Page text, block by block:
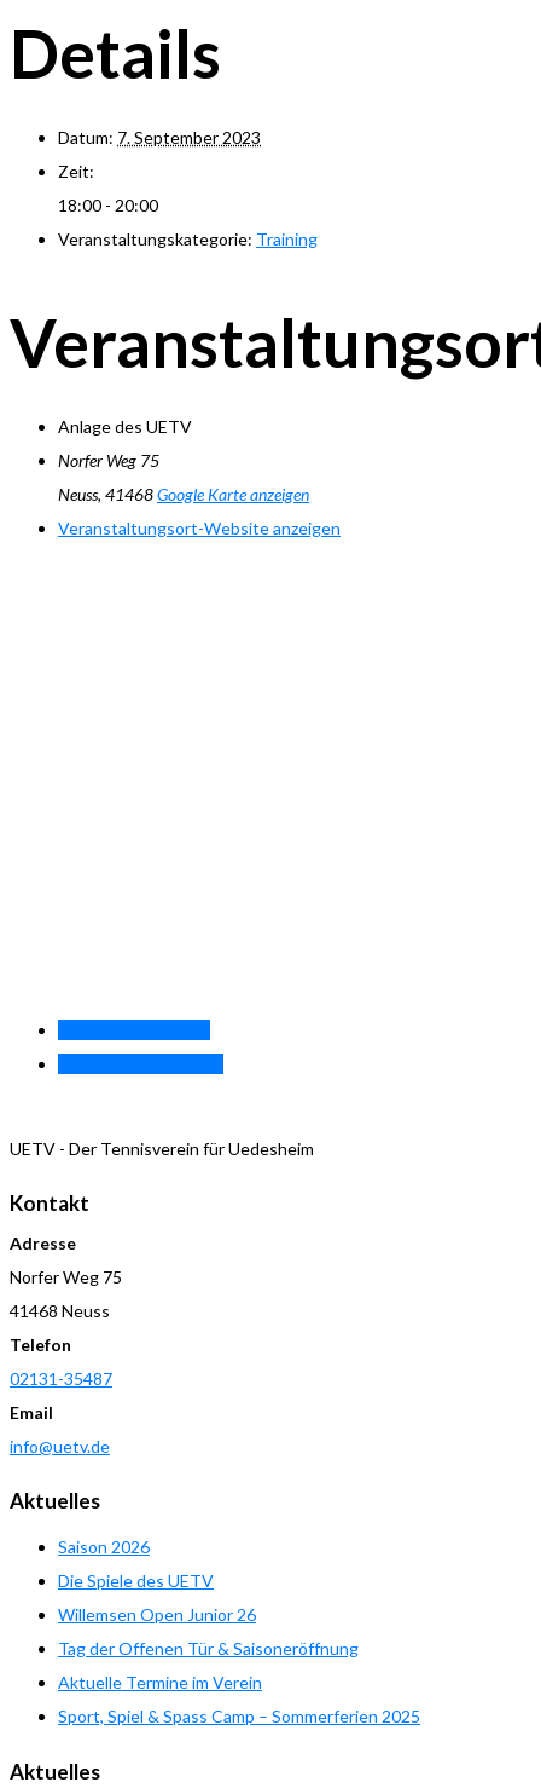
Details
Datum: 7. September 2023
Zeit:
18:00 - 20:00
Veranstaltungskategorie: Training
Anlage des UETV
Norfer Weg 75
Neuss, 41468Google Karte anzeigen
Veranstaltungsort-Website anzeigen
UETV - Der Tennisverein für Uedesheim
Kontakt
Adresse
Norfer Weg 75
41468 Neuss
Telefon
02131-35487
Email
info@uetv.de
Aktuelles
Saison 2026
Die Spiele des UETV
Willemsen Open Junior 26
Tag der Offenen Tür & Saisoneröffnung
Aktuelle Termine im Verein
Sport, Spiel & Spass Camp – Sommerferien 2025
Aktuelles